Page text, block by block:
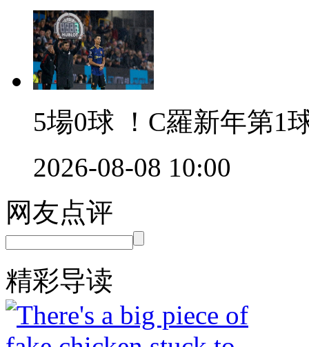
5場0球 ！C羅新年
2026-08-08 10:00
网友点评
精彩导读